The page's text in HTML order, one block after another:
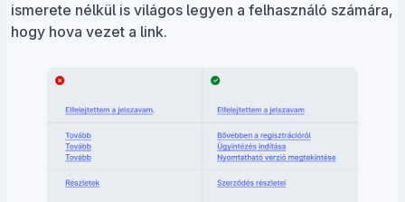
ismerete nélkül is világos legyen a felhasználó számára,
hogy hova vezet a link.